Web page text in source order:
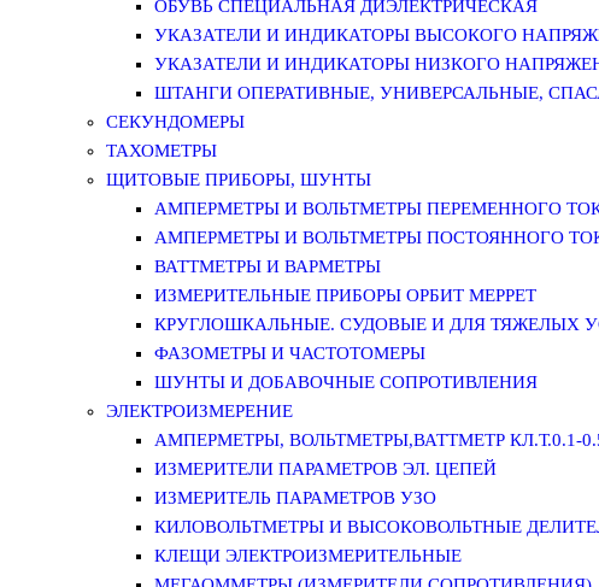
ОБУВЬ СПЕЦИАЛЬНАЯ ДИЭЛЕКТРИЧЕСКАЯ
УКАЗАТЕЛИ И ИНДИКАТОРЫ ВЫСОКОГО
УКАЗАТЕЛИ И ИНДИКАТОРЫ НИЗКОГО
ШТАНГИ ОПЕРАТИВНЫЕ, УНИВЕРСАЛЬНЫЕ,
СЕКУНДОМЕРЫ
ТАХОМЕТРЫ
ЩИТОВЫЕ ПРИБОРЫ, ШУНТЫ
АМПЕРМЕТРЫ И ВОЛЬТМЕТРЫ ПЕРЕМЕННОГО
АМПЕРМЕТРЫ И ВОЛЬТМЕТРЫ ПОСТОЯННОГО
ВАТТМЕТРЫ И ВАРМЕТРЫ
ИЗМЕРИТЕЛЬНЫЕ ПРИБОРЫ ОРБИТ МЕРРЕТ
КРУГЛОШКАЛЬНЫЕ. СУДОВЫЕ И ДЛЯ ТЯЖЕЛЫХ
ФАЗОМЕТРЫ И ЧАСТОТОМЕРЫ
ШУНТЫ И ДОБАВОЧНЫЕ СОПРОТИВЛЕНИЯ
ЭЛЕКТРОИЗМЕРЕНИЕ
АМПЕРМЕТРЫ, ВОЛЬТМЕТРЫ,ВАТТМЕТР КЛ.Т.0.1-
ИЗМЕРИТЕЛИ ПАРАМЕТРОВ ЭЛ. ЦЕПЕЙ
ИЗМЕРИТЕЛЬ ПАРАМЕТРОВ УЗО
КИЛОВОЛЬТМЕТРЫ И ВЫСОКОВОЛЬТНЫЕ
КЛЕЩИ ЭЛЕКТРОИЗМЕРИТЕЛЬНЫЕ